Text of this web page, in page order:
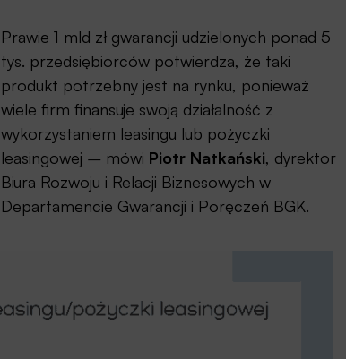
Prawie 1 mld zł gwarancji udzielonych ponad 5
tys. przedsiębiorców potwierdza, że taki
produkt potrzebny jest na rynku, ponieważ
wiele firm finansuje swoją działalność z
wykorzystaniem leasingu lub pożyczki
leasingowej – mówi Piotr Natkański, dyrektor
Biura Rozwoju i Relacji Biznesowych w
Departamencie Gwarancji i Poręczeń BGK.